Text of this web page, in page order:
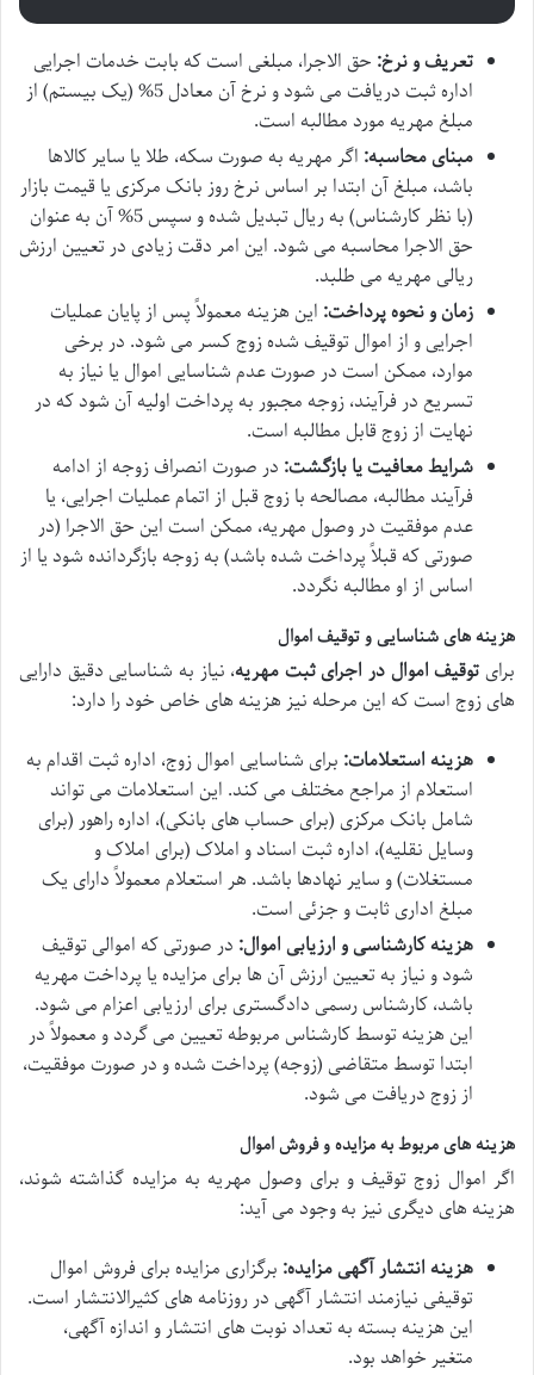
تعریف و نرخ: حق الاجرا، مبلغی است که بابت خدمات اجرایی
اداره ثبت دریافت می شود و نرخ آن معادل 5% (یک بیستم) از
مبلغ مهریه مورد مطالبه است.
مبنای محاسبه: اگر مهریه به صورت سکه، طلا یا سایر کالاها
باشد، مبلغ آن ابتدا بر اساس نرخ روز بانک مرکزی یا قیمت بازار
(با نظر کارشناس) به ریال تبدیل شده و سپس 5% آن به عنوان
حق الاجرا محاسبه می شود. این امر دقت زیادی در تعیین ارزش
ریالی مهریه می طلبد.
زمان و نحوه پرداخت: این هزینه معمولاً پس از پایان عملیات
اجرایی و از اموال توقیف شده زوج کسر می شود. در برخی
موارد، ممکن است در صورت عدم شناسایی اموال یا نیاز به
تسریع در فرآیند، زوجه مجبور به پرداخت اولیه آن شود که در
نهایت از زوج قابل مطالبه است.
شرایط معافیت یا بازگشت: در صورت انصراف زوجه از ادامه
فرآیند مطالبه، مصالحه با زوج قبل از اتمام عملیات اجرایی، یا
عدم موفقیت در وصول مهریه، ممکن است این حق الاجرا (در
صورتی که قبلاً پرداخت شده باشد) به زوجه بازگردانده شود یا از
اساس از او مطالبه نگردد.
هزینه های شناسایی و توقیف اموال
برایتوقیف اموال در اجرای ثبت مهریه، نیاز به شناسایی دقیق دارایی
های زوج است که این مرحله نیز هزینه های خاص خود را دارد:
هزینه استعلامات: برای شناسایی اموال زوج، اداره ثبت اقدام به
استعلام از مراجع مختلف می کند. این استعلامات می تواند
شامل بانک مرکزی (برای حساب های بانکی)، اداره راهور (برای
وسایل نقلیه)، اداره ثبت اسناد و املاک (برای املاک و
مستغلات) و سایر نهادها باشد. هر استعلام معمولاً دارای یک
مبلغ اداری ثابت و جزئی است.
هزینه کارشناسی و ارزیابی اموال: در صورتی که اموالی توقیف
شود و نیاز به تعیین ارزش آن ها برای مزایده یا پرداخت مهریه
باشد، کارشناس رسمی دادگستری برای ارزیابی اعزام می شود.
این هزینه توسط کارشناس مربوطه تعیین می گردد و معمولاً در
ابتدا توسط متقاضی (زوجه) پرداخت شده و در صورت موفقیت،
از زوج دریافت می شود.
هزینه های مربوط به مزایده و فروش اموال
اگر اموال زوج توقیف و برای وصول مهریه به مزایده گذاشته شوند،
هزینه های دیگری نیز به وجود می آید:
هزینه انتشار آگهی مزایده: برگزاری مزایده برای فروش اموال
توقیفی نیازمند انتشار آگهی در روزنامه های کثیرالانتشار است.
این هزینه بسته به تعداد نوبت های انتشار و اندازه آگهی،
متغیر خواهد بود.